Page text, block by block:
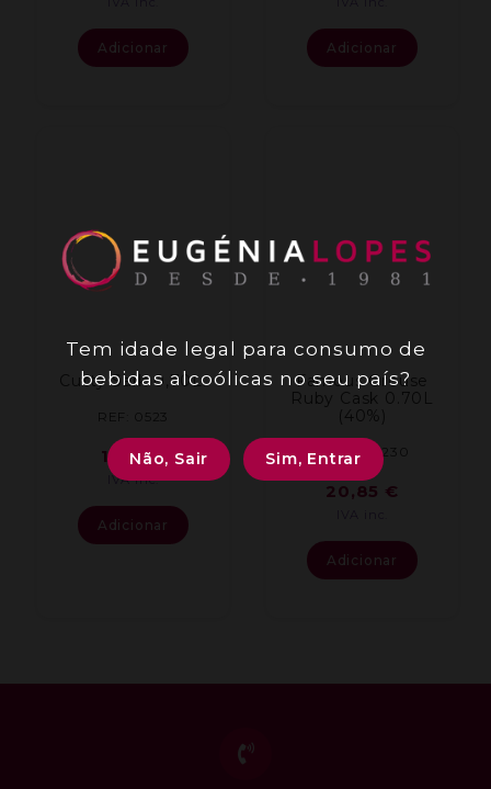
Adicionar Adicionar
Cutty Sark 0,70L.
REF: 0523
15,71€
IVA inc.
Adicionar
Famous Grouse
Ruby Cask 0.70L
(40%)
REF: 003230
20,85 €
Adicionar
Tem idade legal para consumo de
bebidas alcoólicas no seu país?
Não, Sair Sim, Entrar